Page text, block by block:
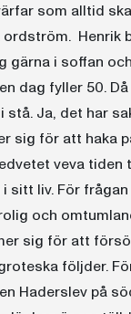
som alltid
Henrik
gärna i soffan
dag fyller 50.
Ja, det har
sig för att haka
veva
sitt liv. För
och
sig för att
följder.
Haderslev på